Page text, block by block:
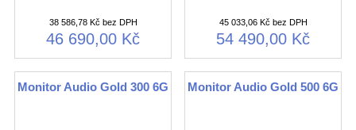
38 586,78 Kč bez DPH
46 690,00 Kč
45 033,06 Kč bez DPH
54 490,00 Kč
Monitor Audio Gold 300 6G Monitor Audio Gold 500 6G